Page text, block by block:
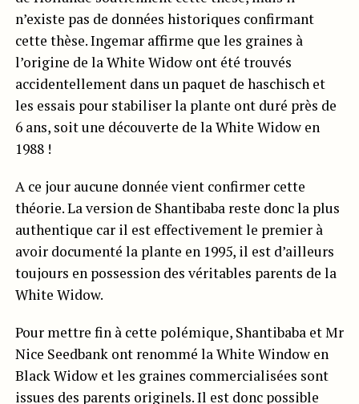
n’existe pas de données historiques confirmant
cette thèse. Ingemar affirme que les graines à
l’origine de la White Widow ont été trouvés
accidentellement dans un paquet de haschisch et
les essais pour stabiliser la plante ont duré près de
6 ans, soit une découverte de la White Widow en
1988 !
A ce jour aucune donnée vient confirmer cette
théorie. La version de Shantibaba reste donc la plus
authentique car il est effectivement le premier à
avoir documenté la plante en 1995, il est d’ailleurs
toujours en possession des véritables parents de la
White Widow.
Pour mettre fin à cette polémique, Shantibaba et Mr
Nice Seedbank ont renommé la White Window en
Black Widow et les graines commercialisées sont
issues des parents originels. Il est donc possible